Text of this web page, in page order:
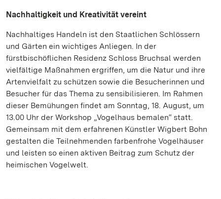
Nachhaltigkeit und Kreativität vereint
Nachhaltiges Handeln ist den Staatlichen Schlössern
und Gärten ein wichtiges Anliegen. In der
fürstbischöflichen Residenz Schloss Bruchsal werden
vielfältige Maßnahmen ergriffen, um die Natur und ihre
Artenvielfalt zu schützen sowie die Besucherinnen und
Besucher für das Thema zu sensibilisieren. Im Rahmen
dieser Bemühungen findet am Sonntag, 18. August, um
13.00 Uhr der Workshop „Vogelhaus bemalen“ statt.
Gemeinsam mit dem erfahrenen Künstler Wigbert Bohn
gestalten die Teilnehmenden farbenfrohe Vogelhäuser
und leisten so einen aktiven Beitrag zum Schutz der
heimischen Vogelwelt.